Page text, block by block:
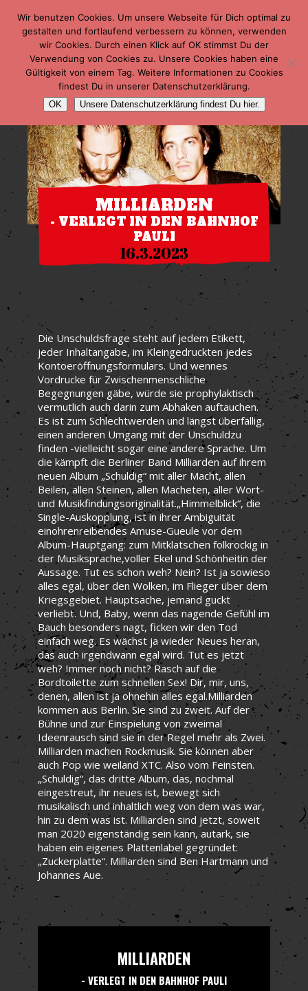
MILLIARDEN
- VERLEGT IN DEN BAHNHOF
PAULI
16.3.2023
Die Unschuldsfrage steht auf jedem Etikett,
jeder Inhaltangabe, im Kleingedruckten jedes
Kontoeröffnungsformulars. Und wennes
Vordrucke für Zwischenmenschliche
Begegnungen gäbe, würde sie prophylaktisch
vermutlich auch darin zum Abhaken auftauchen.
Es ist zum Schlechtwerden und längst überfällig,
einen anderen Umgang mit der Unschuldzu
finden -vielleicht sogar eine andere Sprache. Um
die kämpft die Berliner Band Milliarden auf ihrem
neuen Album „Schuldig“ mit aller Macht, allen
Beilen, allen Steinen, allen Macheten, aller Wort-
und Musikfindungsoriginalität.„Himmelblick“, die
Single-Auskopplung, ist in ihrer Ambiguität
einohrenreibendes Amuse-Gueule vor dem
Album-Hauptgang: zum Mitklatschen folkrockig in
der Musiksprache,voller Ekel und Schönheitin der
Aussage. Tut es schon weh? Nein? Ist ja sowieso
alles egal, über den Wolken, im Flieger über dem
Kriegsgebiet. Hauptsache, jemand guckt
verliebt. Und, Baby, wenn das nagende Gefühl im
Bauch besonders nagt, ficken wir den Tod
einfach weg. Es wächst ja wieder Neues heran,
das auch irgendwann egal wird. Tut es jetzt
weh? Immer noch nicht? Rasch auf die
Bordtoilette zum schnellen Sex! Dir, mir, uns,
denen, allen ist ja ohnehin alles egal.Milliarden
kommen aus Berlin. Sie sind zu zweit. Auf der
Bühne und zur Einspielung von zweimal
Ideenrausch sind sie in der Regel mehr als Zwei.
Milliarden machen Rockmusik. Sie können aber
auch Pop wie weiland XTC. Also vom Feinsten.
„Schuldig“, das dritte Album, das, nochmal
eingestreut, ihr neues ist, bewegt sich
musikalisch und inhaltlich weg von dem was war,
hin zu dem was ist. Milliarden sind jetzt, soweit
man 2020 eigenständig sein kann, autark, sie
haben ein eigenes Plattenlabel gegründet:
„Zuckerplatte“. Milliarden sind Ben Hartmann und
Johannes Aue.
MILLIARDEN
- VERLEGT IN DEN BAHNHOF PAULI
Wir benutzen Cookies. Um unsere Webseite für Dich optimal zu
gestalten und fortlaufend verbessern zu können, verwenden
wir Cookies. Durch einen Klick auf OK stimmst Du der
Verwendung von Cookies zu. Unsere Cookies haben eine
Gültigkeit von einem Tag. Weitere Informationen zu Cookies
findest Du in unserer Datenschutzerklärung.
OK Unsere Datenschutzerklärung findest Du hier.